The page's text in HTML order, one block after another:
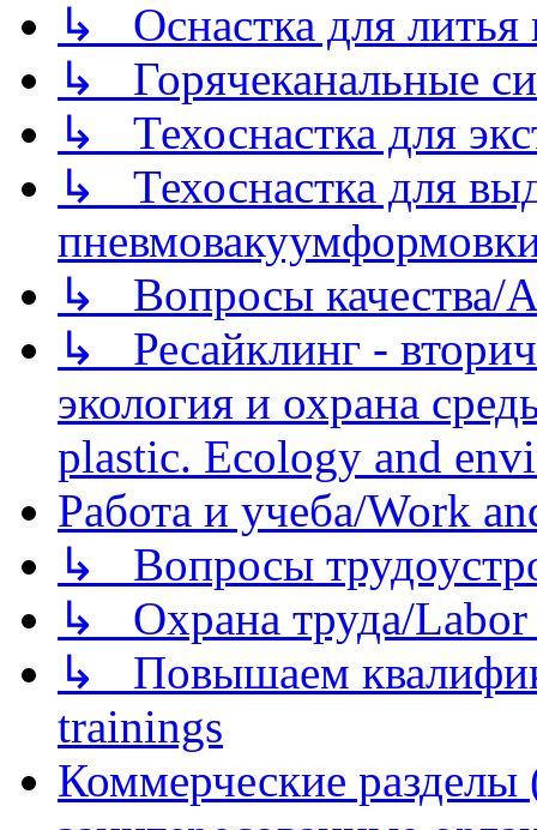
↳ Оснастка для литья
↳ Горячеканальные
↳ Техоснастка для
↳ Техоснастка для
↳ Вопросы качества/
↳ Ресайклинг -
экология и охрана
plastic. Ecology and
Работа и учеба/Work
↳ Вопросы
↳ Охрана труда/Labor
↳ Повышаем
trainings
Коммерческие